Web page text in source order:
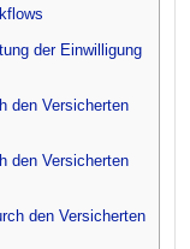
der Einwilligung
den Versicherten
den Versicherten
den Versicherten